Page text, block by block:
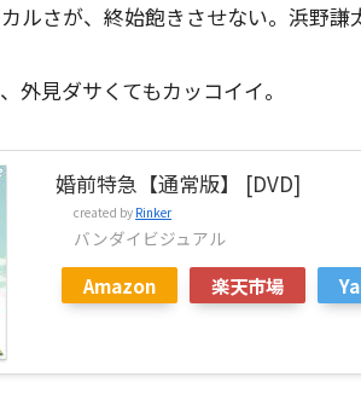
ルさが、終始飽きさせない。浜野謙
外見ダサくてもカッコイイ。
婚前特急【通常版】 [DVD]
created by Rinker
バンダイビジュアル
Amazon 楽天市場